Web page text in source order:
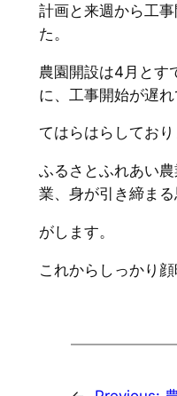
計画と来週から工
た。
農園開設は4月とす
に、工事開始が遅
てはらはらしており
ふるさとふれあい
業、身が引き締まる
がします。
これからしっかり